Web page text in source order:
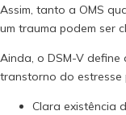
Assim, tanto a OMS
um trauma podem ser
Ainda, o DSM-V
transtorno do estresse
Clara existência